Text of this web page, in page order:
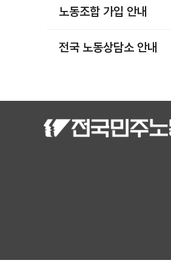
노동조합 가입 안내
전국 노동상담소 안내